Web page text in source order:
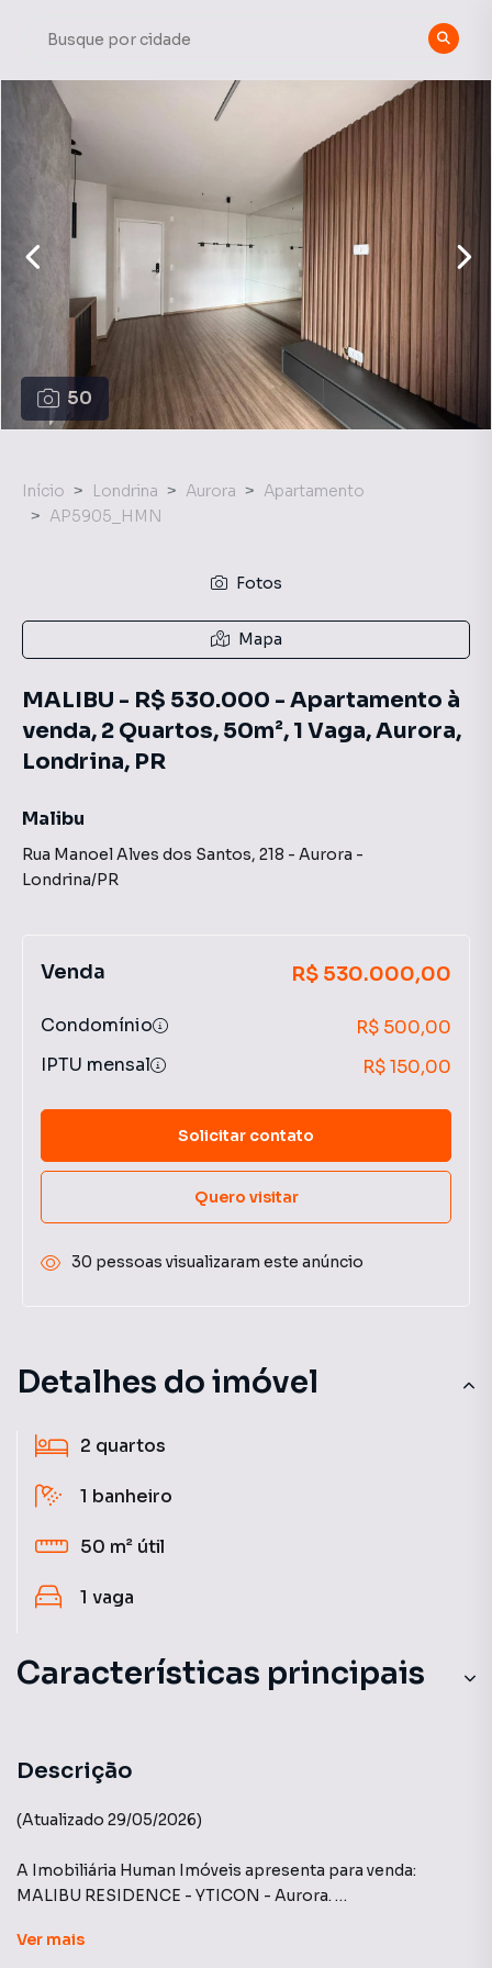
50
Detalhes do imóvel
2 quartos
1 banheiro
50 m² útil
1 vaga
Características principais
Descrição
(Atualizado 29/05/2026)
A Imobiliária Human Imóveis apresenta para venda:
MALIBU RESIDENCE - YTICON - Aurora.
Apartamento que proporciona uma experiência de
Ver mais
Início Londrina Aurora
Apartamento
AP5905_HMN
Fotos
Mapa
MALIBU - R$ 530.000 - Apartamento à
venda, 2 Quartos, 50m², 1 Vaga, Aurora,
Londrina, PR
Malibu
Rua Manoel Alves dos Santos, 218 - Aurora -
Londrina/PR
Venda R$ 530.000,00
Condomínio
R$ 500,00
IPTU mensal
R$ 150,00
Solicitar contato
Quero visitar
30 pessoas visualizaram este anúncio